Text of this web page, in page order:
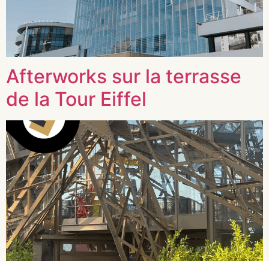
Afterworks sur la terrasse
de la Tour Eiffel